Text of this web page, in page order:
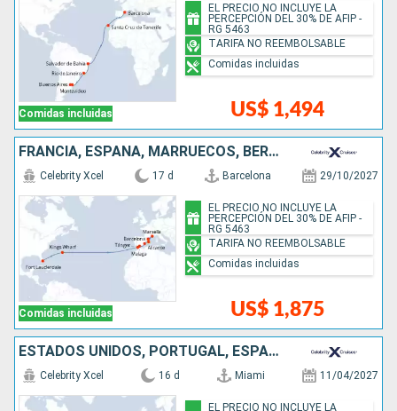
Comidas incluidas US$ 1,494
EL PRECIO NO INCLUYE LA
PERCEPCIÓN DEL 30% DE AFIP -
RG 5463
TARIFA NO REEMBOLSABLE
Comidas incluidas
FRANCIA, ESPAÑA, MARRUECOS, BERMUDAS, ESTADOS UNIDOS
Comidas incluidas
Celebrity Xcel 17 d Barcelona 29/10/2027
US$ 1,875
EL PRECIO NO INCLUYE LA
PERCEPCIÓN DEL 30% DE AFIP -
RG 5463
TARIFA NO REEMBOLSABLE
Comidas incluidas
ESTADOS UNIDOS, PORTUGAL, ESPAÑA, MARRUECOS
Celebrity Xcel 16 d Miami 11/04/2027
EL PRECIO NO INCLUYE LA